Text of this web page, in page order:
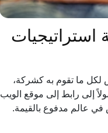
استراتيجيات
لكل ما تقوم به كشركة،
إلى رابط إلى موقع الويب
في عالم مدفوع بالقيمة.